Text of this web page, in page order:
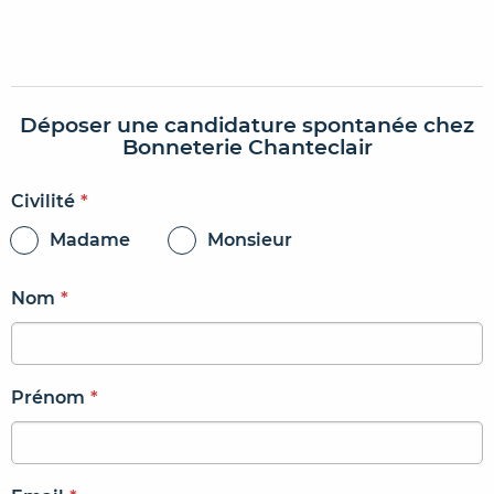
Déposer une candidature spontanée chez
Bonneterie Chanteclair
Civilité *
Madame
Monsieur
Nom *
Prénom *